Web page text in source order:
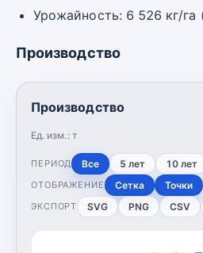
Урожайность: 6 526 кг/га
Производство
Производство
Ед. изм.: т
ПЕРИОД Все 5 лет 10 лет
ОТОБРАЖЕНИЕ Сетка Точки
ЭКСПОРТ SVG PNG CSV